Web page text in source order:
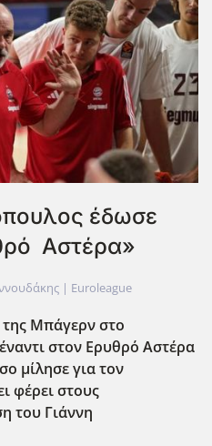
έδωσε
Αστέρα»
| Euroleague
Μπάγερν στο
στον Ερυθρό Αστέρα
μίλησε για τον
φέρει στους
του Γιάννη